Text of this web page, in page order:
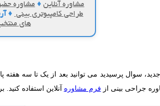
مشاوره آنلاین ♦ مشاوره
طراحی کامپیوتری بینی ♦
های
سوال پرسیدید می توانید بعد از یک تا سه هفته
جراحی بینی از فرم مشاوره آنلاین استفاده